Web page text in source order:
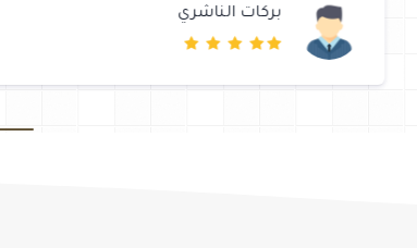
بركات الناشري